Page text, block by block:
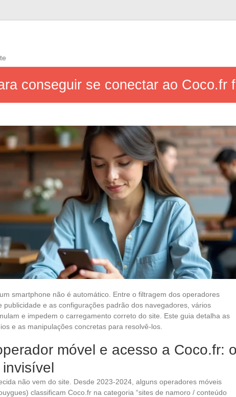
conseguir se conectar ao Coco.fr
smartphone não é automático. Entre o filtragem dos operadores
publicidade e as configurações padrão dos navegadores, vários
e impedem o carregamento correto do site. Este guia detalha as
e as manipulações concretas para resolvê-los.
móvel e acesso a Coco.fr: o
não vem do site. Desde 2023-2024, alguns operadores móveis
classificam Coco.fr na categoria “sites de namoro / conteúdo